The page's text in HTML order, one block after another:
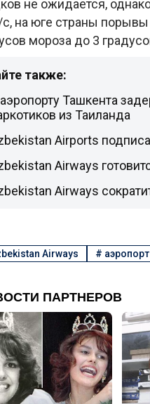
не ожидается,
на юге страны порывы
мороза до 3
также:
Ташкента
из Таиланда
Airports
Airways
Airways
Airways #